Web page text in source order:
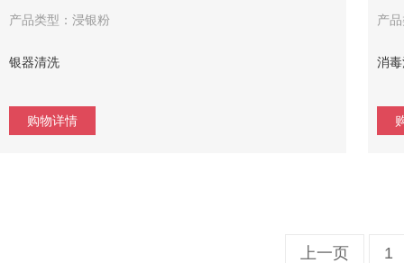
产品类型：浸银粉
银器清洗
购物详情
产
消
上一页 1